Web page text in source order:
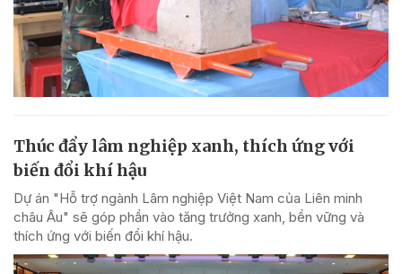
Thúc đẩy lâm nghiệp xanh, thích ứng với
biến đổi khí hậu
Dự án "Hỗ trợ ngành Lâm nghiệp Việt Nam của Liên minh
châu Âu" sẽ góp phần vào tăng trưởng xanh, bền vững và
thích ứng với biến đổi khí hậu.